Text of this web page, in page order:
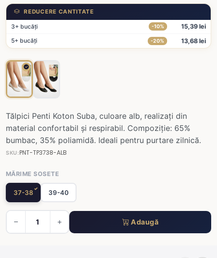
REDUCERE CANTITATE
3+ bucăți -10%
15,39 lei
5+ bucăți
-20% 13,68 lei
Tălpici Penti Koton Suba, culoare alb, realizați din
material confortabil și respirabil. Compoziție: 65%
bumbac, 35% poliamidă. Ideali pentru purtare zilnică.
SKU:PNT-TP3738-ALB
MĂRIME SOSETE
37-38 39-40
Adaugă